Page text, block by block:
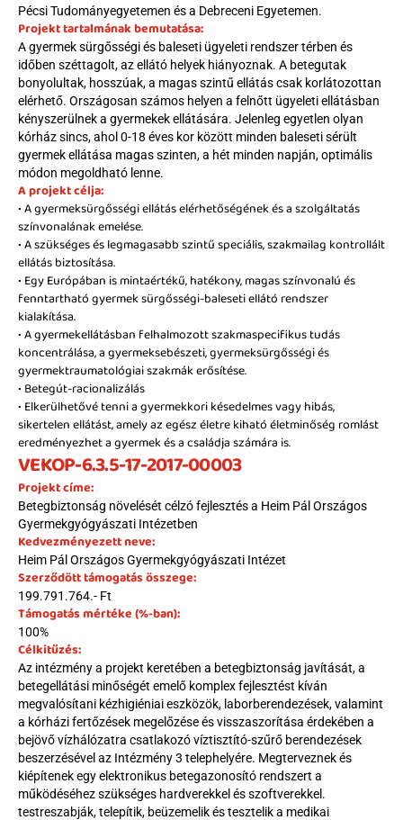
Pécsi Tudományegyetemen és a Debreceni Egyetemen.
Projekt tartalmának bemutatása:
A gyermek sürgősségi és baleseti ügyeleti rendszer térben és
időben széttagolt, az ellátó helyek hiányoznak. A betegutak
bonyolultak, hosszúak, a magas szintű ellátás csak korlátozottan
elérhető. Országosan számos helyen a felnőtt ügyeleti ellátásban
kényszerülnek a gyermekek ellátására. Jelenleg egyetlen olyan
kórház sincs, ahol 0-18 éves kor között minden baleseti sérült
gyermek ellátása magas szinten, a hét minden napján, optimális
módon megoldható lenne.
A projekt célja:
• A gyermeksürgősségi ellátás elérhetőségének és a szolgáltatás
színvonalának emelése.
• A szükséges és legmagasabb szintű speciális, szakmailag kontrollált
ellátás biztosítása.
• Egy Európában is mintaértékű, hatékony, magas színvonalú és
fenntartható gyermek sürgősségi-baleseti ellátó rendszer
kialakítása.
• A gyermekellátásban felhalmozott szakmaspecifikus tudás
koncentrálása, a gyermeksebészeti, gyermeksürgősségi és
gyermektraumatológiai szakmák erősítése.
• Betegút-racionalizálás
• Elkerülhetővé tenni a gyermekkori késedelmes vagy hibás,
sikertelen ellátást, amely az egész életre kiható életminőség romlást
eredményezhet a gyermek és a családja számára is.
VEKOP-6.3.5-17-2017-00003
Projekt címe:
Betegbiztonság növelését célzó fejlesztés a Heim Pál Országos
Gyermekgyógyászati Intézetben
Kedvezményezett neve:
Heim Pál Országos Gyermekgyógyászati Intézet
Szerződött támogatás összege:
199.791.764.- Ft
Támogatás mértéke (%-ban):
100%
Célkitűzés:
Az intézmény a projekt keretében a betegbiztonság javítását, a
betegellátási minőségét emelő komplex fejlesztést kíván
megvalósítani kézhigiéniai eszközök, laborberendezések, valamint
a kórházi fertőzések megelőzése és visszaszorítása érdekében a
bejövő vízhálózatra csatlakozó víztisztító-szűrő berendezések
beszerzésével az Intézmény 3 telephelyére. Megterveznek és
kiépítenek egy elektronikus betegazonosító rendszert a
működéséhez szükséges hardverekkel és szoftverekkel.
testreszabják, telepítik, beüzemelik és tesztelik a medikai